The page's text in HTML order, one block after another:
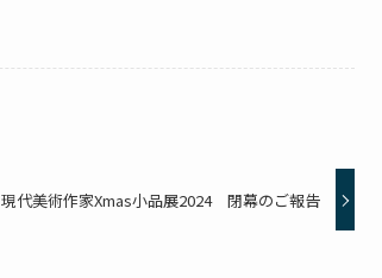
現代美術作家Xmas小品展2024 閉幕のご報告